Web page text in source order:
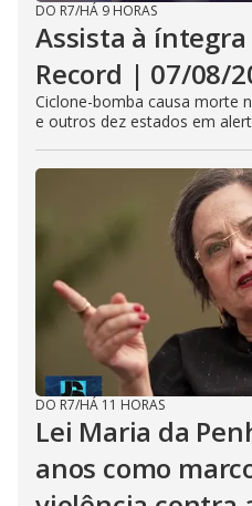
DO R7/HÁ 9 HORAS
Assista à íntegra
Record | 07/08/
Ciclone-bomba causa morte
e outros dez estados em
DO R7/HÁ 11 HORAS
Lei Maria da
anos como